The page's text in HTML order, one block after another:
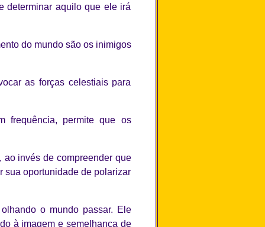
determinar aquilo que ele irá
do mundo são os inimigos
as forças celestiais para
frequência, permite que os
invés de compreender que
sua oportunidade de polarizar
o mundo passar. Ele
à imagem e semelhança de